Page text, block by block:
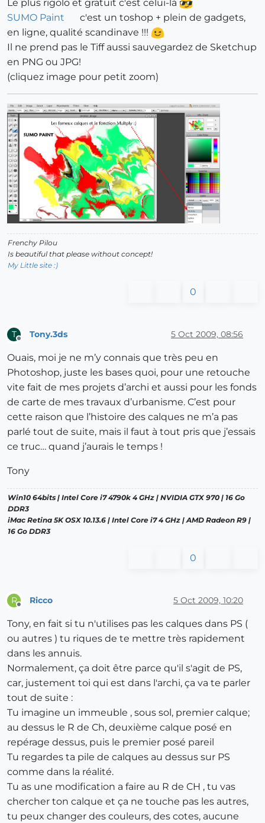
Le plus rigolo et gratuit c'est celui-là
SUMO Paint
c'est un toshop + plein de gadgets,
en ligne, qualité scandinave !!!
Il ne prend pas le Tiff aussi sauvegardez de Sketchup
en PNG ou JPG!
(cliquez image pour petit zoom)
Frenchy Pilou
Is beautiful that please without concept!
My Little site :)
0
T Tony.3ds 5 Oct 2009, 08:56
Ouais, moi je ne m’y connais que très peu en
Photoshop, juste les bases quoi, pour une retouche
vite fait de mes projets d’archi et aussi pour les fonds
de carte de mes travaux d’urbanisme. C’est pour
cette raison que l’histoire des calques ne m’a pas
parlé tout de suite, mais il faut à tout pris que j’essais
ce truc… quand j’aurais le temps !
Tony
Win10 64bits | Intel Core i7 4790k 4 GHz | NVIDIA GTX 970 | 16 Go
DDR3
iMac Retina 5K OSX 10.13.6 | Intel Core i7 4 GHz | AMD Radeon R9 |
16 Go DDR3
0
R Ricco 5 Oct 2009, 10:20
Tony, en fait si tu n'utilises pas les calques dans PS (
ou autres ) tu riques de te mettre très rapidement
dans les annuis.
Normalement, ça doit être parce qu'il s'agit de PS,
car, justement toi qui est dans l'archi, ça va te parler
tout de suite :
Tu imagine un immeuble , sous sol, premier calque;
au dessus le R de Ch, deuxième calque posé en
repérage dessus, puis le premier posé pareil
Tu regardes ta pile de calques au dessus sur PS
comme dans la réalité.
Tu as une modification a faire au R de CH , tu vas
chercher ton calque et ça ne touche pas les autres,
tu peux changer des couleurs, des cotes, aucune